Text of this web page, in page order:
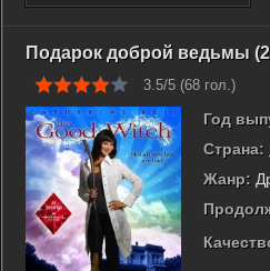
Транжира». Незадолго до ...
Подарок доброй ведьмы
3.5/5 (68 гол.)
Год
Страна:
Жанр: